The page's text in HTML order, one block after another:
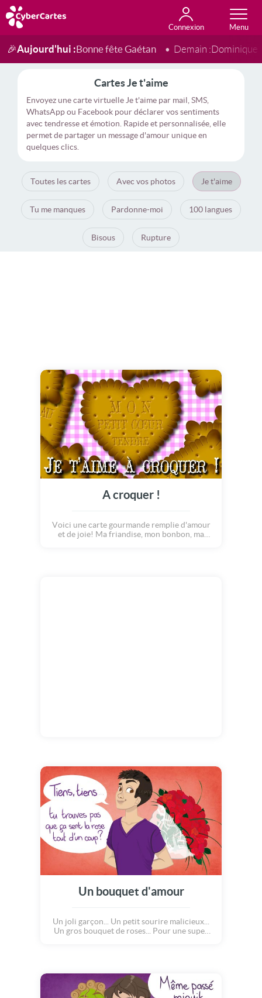
Connexion
Anniversaire
Fête du jour
Amour
Amitié
Merci
Toutes les cartes
🎉Aujourd'hui :Bonne fête Gaétan Demain :Dominique
Cartes Je t'aime
Envoyez une carte virtuelle Je t'aime par mail, SMS,
WhatsApp ou Facebook pour déclarer vos sentiments
avec tendresse et émotion. Rapide et personnalisée, elle
permet de partager un message d'amour unique en
quelques clics.
Toutes les cartes Avec vos photos Je t'aime
Tu me manques Pardonne-moi 100 langues
Bisous Rupture
A croquer !
Voici une carte gourmande remplie d'amour
et de joie! Ma friandise, mon bonbon, ma
Un bouquet d'amour
Un joli garçon... Un petit sourire malicieux...
Un gros bouquet de roses... Pour une super